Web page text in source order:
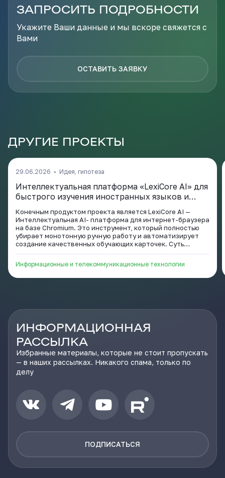
ЗАПРОСИТЬ ПОДРОБНОСТИ
Укажите Ваши данные и мы вскоре свяжется с
Вами
ОСТАВИТЬ ЗАЯВКУ
ДРУГИЕ ПРОЕКТЫ
29.06.2026 • Идея, гипотеза
Интеллектуальная платформа «LexiCore AI» для
быстрого изучения иностранных языков и
Конечным продуктом проекта является LexiCore AI —
Интеллектуальная AI- платформа для интернет-браузера
на базе Chromium. Это инструмент, который полностью
убирает монотонную ручную работу и автоматизирует
создание качественных обучающих карточек. Суть
приложения интервального повторения Anki. Вместо того
чтобы тратить по 5 минут на ручное оформление одного
которой он наткнулся но новое слово или термин.
Информационные и телекоммуникационные технологии
ИНФОРМАЦИОННАЯ
РАССЫЛКА
Избранные материалы, которые не стоит пропускать
— в наших рассылках. Никакого спама, только по
делу
ПОДПИСАТЬСЯ